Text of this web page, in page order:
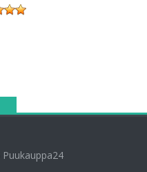
Puukauppa24